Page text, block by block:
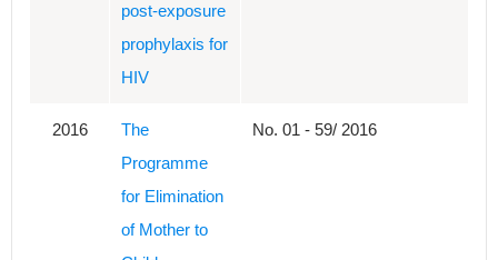
post-exposure
prophylaxis for
HIV
2016
The
Programme
for Elimination
of Mother to
No. 01 - 59/ 2016